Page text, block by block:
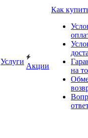
Услуги
Акции
Как
на